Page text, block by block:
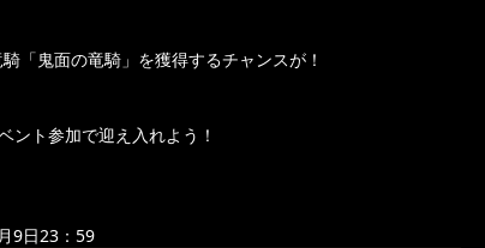
「鬼面の竜騎」を獲得するチャンスが！
ント参加で迎え入れよう！
9日23：59